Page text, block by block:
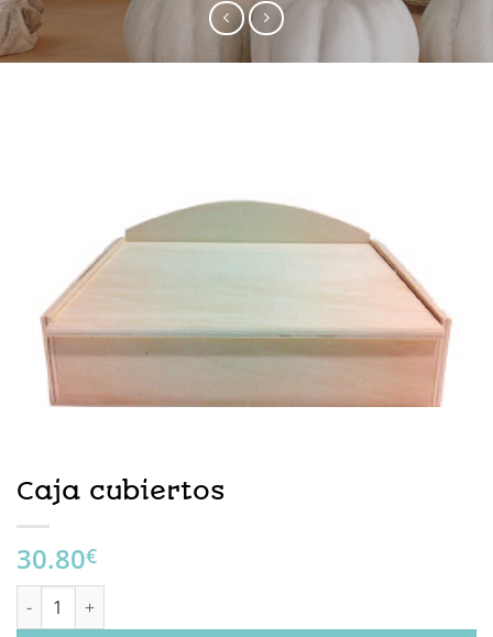
Caja cubiertos
30.80€
Caja cubiertos cantidad